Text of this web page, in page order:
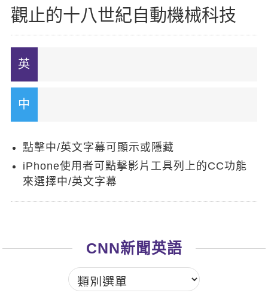
基礎字彙
情境閱讀
新聞英文
Let's Talk
西班牙語
企業訓練
觀止的十八世紀自動機械科技
點擊中/英文字幕可顯示或隱藏
iPhone使用者可點擊影片工具列上的CC功能
來選擇中/英文字幕
CNN新聞英語